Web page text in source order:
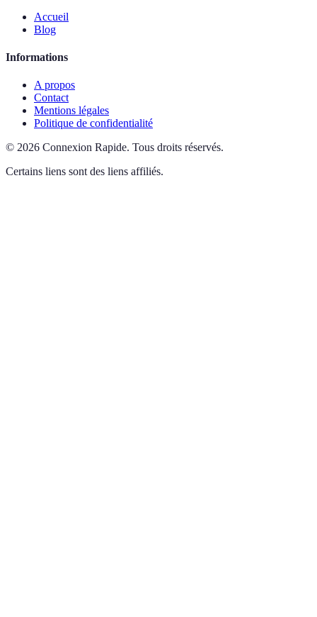
Accueil
Blog
Informations
A propos
Contact
Mentions légales
Politique de confidentialité
© 2026 Connexion Rapide. Tous droits réservés.
Certains liens sont des liens affiliés.